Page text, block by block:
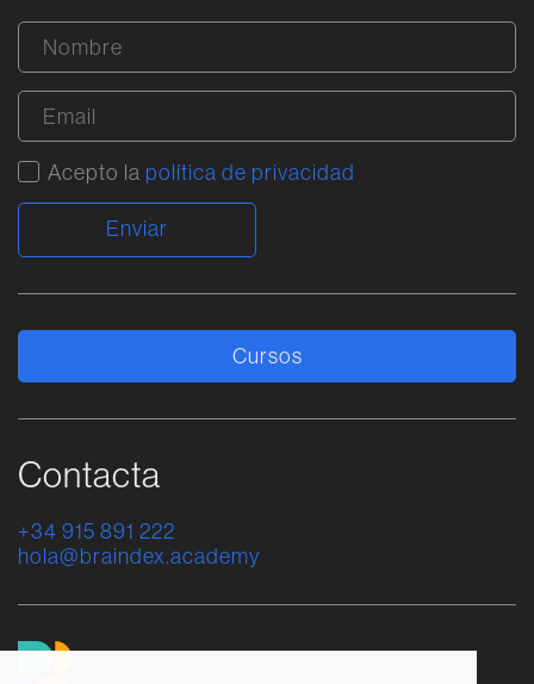
Acepto la política de privacidad
Contacta
+34 915 891 222
hola@braindex.academy
Cursos